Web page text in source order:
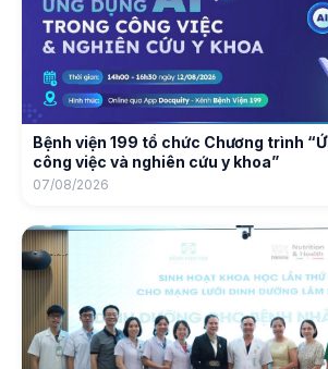
Bệnh viện 199 tổ chức Chương trình
công việc và nghiên cứu y khoa”
07/08/2026